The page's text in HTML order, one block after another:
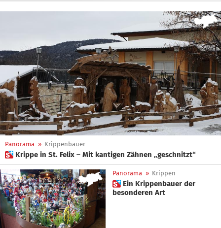
Panorama » Krippenbauer
 Krippe in St. Felix – Mit kantigen Zähnen „geschnitzt“
Panorama » Krippen
 Ein Krippenbauer der
besonderen Art